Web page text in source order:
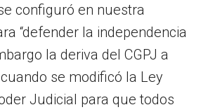
configuró en nuestra
“defender la independencia
la deriva del CGPJ a
se modificó la Ley
Judicial para que todos